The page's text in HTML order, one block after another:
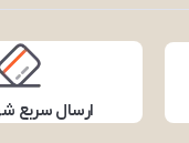
ارسال سریع